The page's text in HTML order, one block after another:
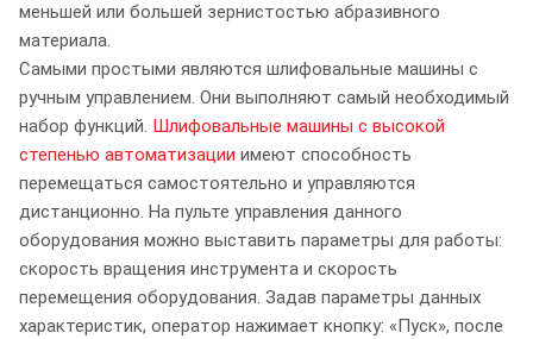
меньшей или большей зернистостью абразивного
материала.
Самыми простыми являются шлифовальные машины с
ручным управлением. Они выполняют самый необходимый
набор функций. Шлифовальные машины с высокой
степенью автоматизации имеют способность
перемещаться самостоятельно и управляются
дистанционно. На пульте управления данного
оборудования можно выставить параметры для работы:
скорость вращения инструмента и скорость
перемещения оборудования. Задав параметры данных
характеристик, оператор нажимает кнопку: «Пуск», после